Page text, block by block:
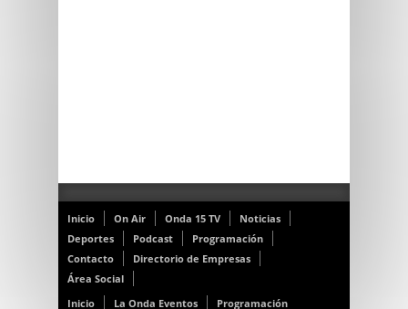
Inicio On Air Onda 15 TV
Noticias
Deportes
Podcast
Programación
Contacto
Directorio de Empresas
Área Social
Inicio
La Onda Eventos Programación